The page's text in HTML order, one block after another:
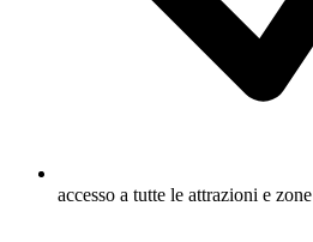
accesso a tutte le attrazioni e zone